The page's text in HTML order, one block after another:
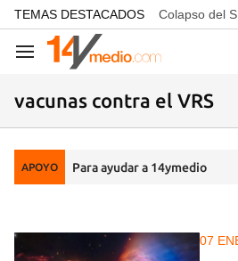
common.go-to-content
TEMAS DESTACADOS Colapso del
Navegación
vacunas contra el VRS
APOYO Para ayudar a 14ymedio
07